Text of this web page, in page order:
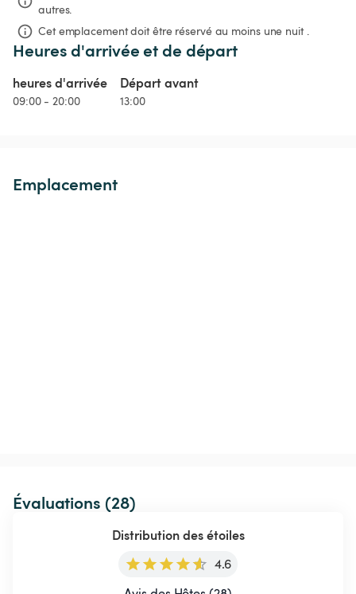
autres.
Cet emplacement doit être réservé au moins une nuit .
Heures d'arrivée et de départ
heures d'arrivée
09:00 - 20:00
Départ avant
13:00
Emplacement
Évaluations (28)
Distribution des étoiles
4.6